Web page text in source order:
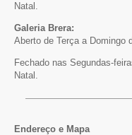
Natal.
Galeria Brera:
Aberto de Terça a Domingo
Fechado nas Segundas-
Natal.
Endereço e Mapa